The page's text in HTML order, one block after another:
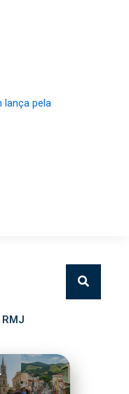
lança pela